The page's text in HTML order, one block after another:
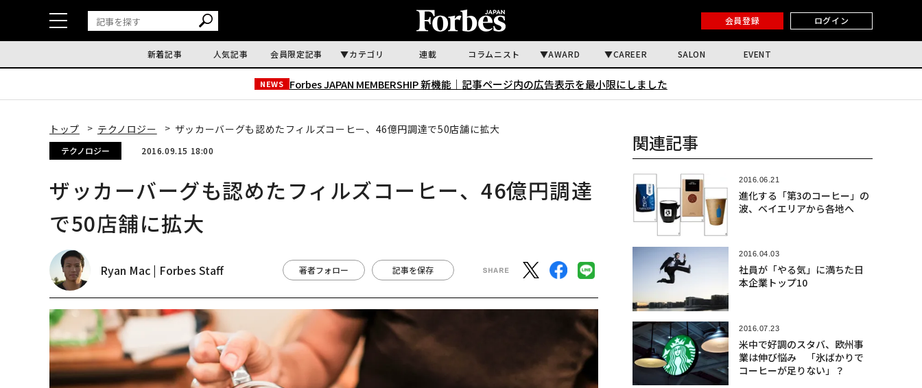
会員登録 ログイン
新着記事 人気記事 会員限定記事 カテゴリ 連載 コラムニスト AWARD CAREER SALON EVENT
NEWS Forbes JAPAN MEMBERSHIP 新機能｜ 記事ページ内の広告表示を最小限にしました
トップ テクノロジー ザッカーバーグも認めたフィルズコーヒー、46億円調達で50店舗に拡大
テクノロジー 2016.09.15 18:00
ザッカーバーグも認めたフィルズコーヒー、46億円調達
で50店舗に拡大
Ryan Mac | Forbes Staff 著者フォロー 記事を保存
関連記事
2016.06.21
進化する「第3のコーヒー」の
波、ベイエリアから各地へ
2016.04.03
社員が「やる気」に満ちた日
本企業トップ10
2016.07.23
米中で好調のスタバ、欧州事
業は伸び悩み 「氷ばかりで
コーヒーが足りない」？